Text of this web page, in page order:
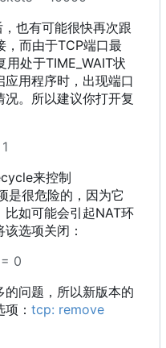
， 也有可能很快再次跟
， 而由于TCP端口最
用处于TIME_WAIT状
应用程序时 ， 出现端口
。所以建议你打开复
来控制
是很危险的 ， 因为它
比如可能会引起NAT环
该选项关闭 ：
0
问题，所以新版本的
： tcp: remove